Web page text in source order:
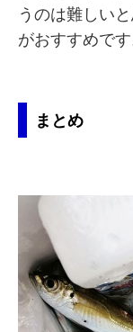
うのは難しい
がおすすめです
まとめ